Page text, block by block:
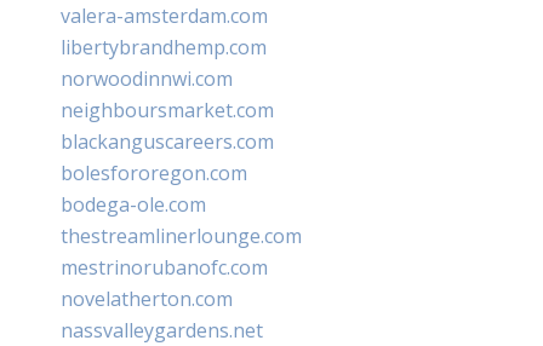
valera-amsterdam.com
libertybrandhemp.com
norwoodinnwi.com
neighboursmarket.com
blackanguscareers.com
bolesfororegon.com
bodega-ole.com
thestreamlinerlounge.com
mestrinorubanofc.com
novelatherton.com
nassvalleygardens.net